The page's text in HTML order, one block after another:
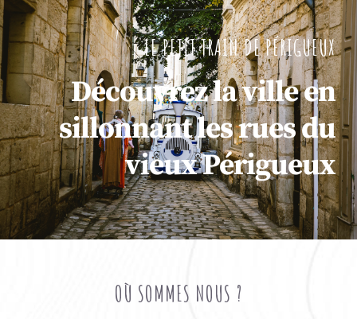
LE PETIT TRAIN DE PÉRIGUEUX
Découvrez la ville en
sillonnant les rues du
vieux Périgueux
OÙ SOMMES NOUS ?